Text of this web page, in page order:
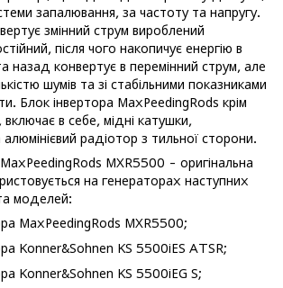
запалювання, за частоту та напругу.
змінний струм вироблений
після чого накопичує енергію в
назад конвертує в перемінний струм, але
шумів та зі стабільними показниками
Блок інвертора MaxPeedingRods крім
включає в себе, мідні катушки,
радіотор з тильної сторони.
MXR5500 - оригінальна
на генераторах наступних
моделей:
MaxPeedingRods MXR5500;
Konner&Sohnen KS 5500iES ATSR;
Konner&Sohnen KS 5500iEG S;